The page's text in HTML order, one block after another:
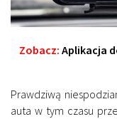
Zobacz: Aplikacja
Prawdziwą
auta w tym czasu